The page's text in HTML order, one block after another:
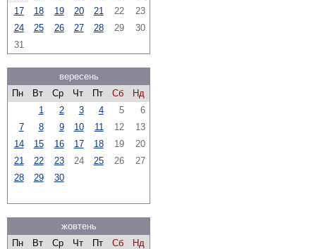
17
18 19 20 21 22
23
24
25 26 27 28 29
30
31
вересень
Пн
Вт Ср Чт Пт Сб
Нд
1
2 3 4 5
6
7
8 9 10 11 12
13
14
15 16 17 18 19
20
21
22 23 24 25 26
27
28
29 30
жовтень
Пн
Вт Ср Чт Пт Сб
Нд